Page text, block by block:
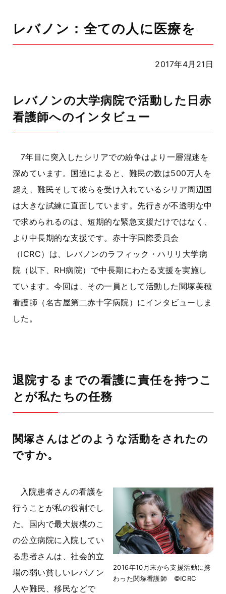
レバノン：全ての人に医療を
2017年4月21日
レバノンの大学病院で活動した日赤
看護師へのインタビュー
7年目に突入したシリアでの紛争はより一層混迷を
深めています。国連によると、難民の数は500万人を
超え、難民そして彼らを受け入れているシリア周辺国
は大きな試練に直面しています。先行きが不透明な中
で求められるのは、短期的な緊急支援だけではなく、
より中長期的な支援です。赤十字国際委員会
（ICRC）は、レバノンのラフィック・ハリリ大学病
院（以下、RH病院）で中長期にわたる支援を実施し
ています。今回は、その一員として活動した関塚美穂
看護師（名古屋第二赤十字病院）にインタビューしま
した。
退院するまでの看護に責任を持つこ
とが私たちの任務
関塚さんはどのような活動をされたの
ですか。
2016年10月末から支援活動に携
わった関塚看護師 ©ICRC
入院患者さんの看護を
行うことが私の役割でし
た。国内で最大規模のこ
の公立病院に入院してい
る患者さんは、社会的立
場の弱い貧しいレバノン
人や難民、移民などで